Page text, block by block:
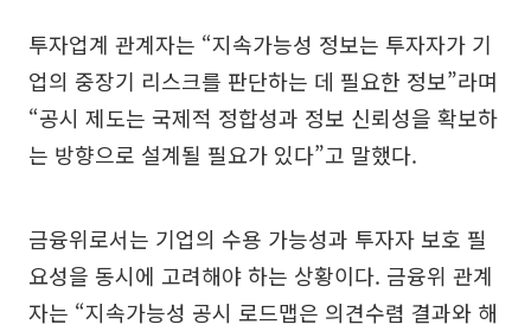
투자업계 관계자는 “지속가능성 정보는 투자자가 기
업의 중장기 리스크를 판단하는 데 필요한 정보”라며
“공시 제도는 국제적 정합성과 정보 신뢰성을 확보하
는 방향으로 설계될 필요가 있다”고 말했다.
금융위로서는 기업의 수용 가능성과 투자자 보호 필
요성을 동시에 고려해야 하는 상황이다. 금융위 관계
자는 “지속가능성 공시 로드맵은 의견수렴 결과와 해